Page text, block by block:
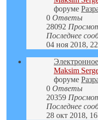
форуме
0 Ответы
28092
Последнее
04 ноя 2018,
Maksim
форуме
0 Ответы
20359
Последнее
28 окт 2018,